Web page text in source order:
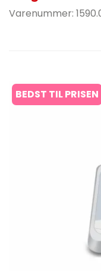
Varenummer:
BEDST TIL PRISEN